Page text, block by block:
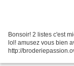
Bonsoir! 2 listes c'est
lol! amusez vous bien
http://